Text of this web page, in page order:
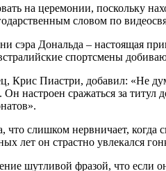
на церемонии, поскольку
словом по
сэра Дональда – настоящая
спортсмены
Крис Пиастри, добавил: «Не
Он настроен сражаться за
что слишком нервничает,
лет он страстно увлекался
шутливой фразой, что если